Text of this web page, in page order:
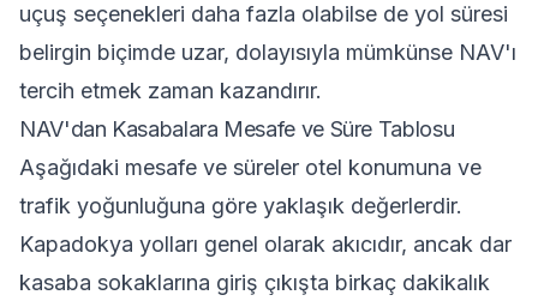
uçuş seçenekleri daha fazla olabilse de yol süresi
belirgin biçimde uzar, dolayısıyla mümkünse NAV'ı
tercih etmek zaman kazandırır.
NAV'dan Kasabalara Mesafe ve Süre Tablosu
Aşağıdaki mesafe ve süreler otel konumuna ve
trafik yoğunluğuna göre yaklaşık değerlerdir.
Kapadokya yolları genel olarak akıcıdır, ancak dar
kasaba sokaklarına giriş çıkışta birkaç dakikalık